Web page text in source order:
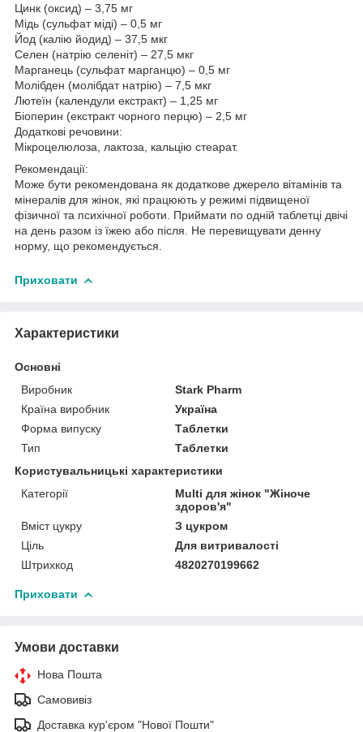
Цинк (оксид) – 3,75 мг
Мідь (сульфат міді) – 0,5 мг
Йод (калію йодид) – 37,5 мкг
Селен (натрію селеніт) – 27,5 мкг
Марганець (сульфат марганцю) – 0,5 мг
Молібден (молібдат натрію) – 7,5 мкг
Лютеїн (календули екстракт) – 1,25 мг
Біоперин (екстракт чорного перцю) – 2,5 мг
Додаткові речовини:
Мікроцелюлоза, лактоза, кальцію стеарат.
Рекомендації:
Може бути рекомендована як додаткове джерело вітамінів та
мінералів для жінок, які працюють у режимі підвищеної
фізичної та психічної роботи. Приймати по одній таблетці двічі
на день разом із їжею або після. Не перевищувати денну
норму, що рекомендується.
Приховати
Характеристики
Основні
Виробник
Stark Pharm
Країна виробник
Україна
Форма випуску
Таблетки
Тип
Таблетки
Користувальницькі характеристики
Категорії
Multi для жінок "Жіноче
здоров'я"
Вміст цукру
З цукром
Ціль
Для витривалості
Штрихкод
4820270199662
Приховати
Умови доставки
Нова Пошта
Самовивіз
Доставка кур'єром "Нової Пошти"